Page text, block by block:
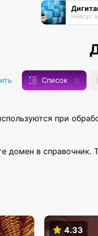
Нексус
Список 0
при
домен в
4.33